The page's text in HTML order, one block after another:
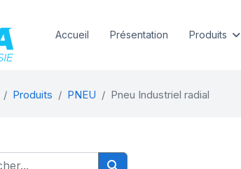
Accueil Présentation Produits
Produits PNEU Pneu Industriel radial